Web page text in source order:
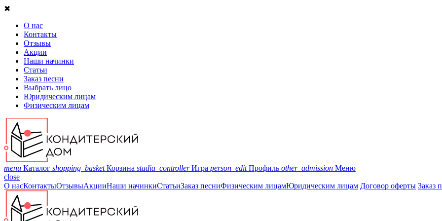
✖
О нас
Контакты
Отзывы
Акции
Наши начинки
Статьи
Заказ песни
Выбрать лицо
Юридическим лицам
Физическим лицам
menu Каталог shopping_basket Корзина stadia_controller Игра person_edit Профиль other_admission Меню
close
О насКонтактыОтзывыАкцииНаши начинкиСтатьиЗаказ песниФизическим лицамЮридическим лицам Договор оферты Заказ